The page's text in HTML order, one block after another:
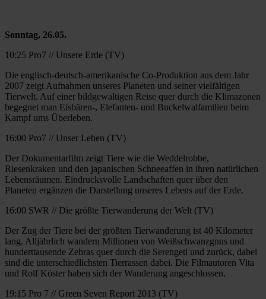
Sonntag, 26.05.
10:25 Pro7 // Unsere Erde (TV)
Die englisch-deutsch-amerikanische Co-Produktion aus dem Jahr
2007 zeigt Aufnahmen unseres Planeten und seiner vielfältigen
Tierwelt. Auf einer bildgewaltigen Reise quer durch die Klimazonen
begegnet man Eisbären-, Elefanten- und Buckelwalfamilien beim
Kampf ums Überleben.
16:00 Pro7 // Unser Leben (TV)
Der Dokumentarfilm zeigt Tiere wie die Weddelrobbe,
Riesenkraken und den japanischen Schneeaffen in ihren natürlichen
Lebensräumen. Eindrucksvolle Landschaften quer über den
Planeten ergänzen die Darstellung unseres Lebens auf der Erde.
16:00 SWR // Die größte Tierwanderung der Welt (TV)
Der Zug der Tiere bei der größten Tierwanderung ist 40 Kilometer
lang. Alljährlich wandern Millionen von Weißschwanzgnus und
hunderttausende Zebras quer durch die Serengeti und zurück, dabei
sind die unterschiedlichsten Tierrassen dabei. Die Filmautoren Vita
und Rolf Köster haben sich der Wanderung angeschlossen.
19:15 Pro 7 // Green Seven Report 2013 (TV)